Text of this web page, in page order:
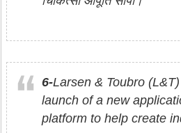
6-Larsen & Toubro
launch of a new
platform to help create